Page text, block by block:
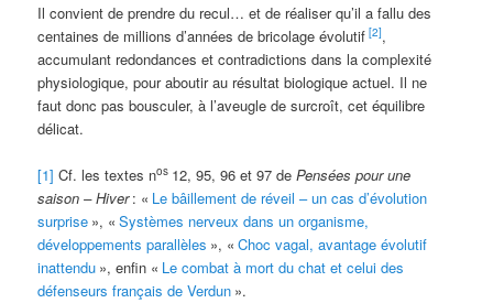
Il convient de prendre du recul… et de réaliser qu’il a fallu des
centaines de millions d’années de bricolage évolutif [2],
accumulant redondances et contradictions dans la complexité
physiologique, pour aboutir au résultat biologique actuel. Il ne
faut donc pas bousculer, à l’aveugle de surcroît, cet équilibre
délicat.
[1] Cf. les textes nos 12, 95, 96 et 97 dePensées pour une
saison – Hiver : « Le bâillement de réveil – un cas d’évolution
surprise », « Systèmes nerveux dans un organisme,
développements parallèles », « Choc vagal, avantage évolutif
inattendu », enfin « Le combat à mort du chat et celui des
défenseurs français de Verdun ».